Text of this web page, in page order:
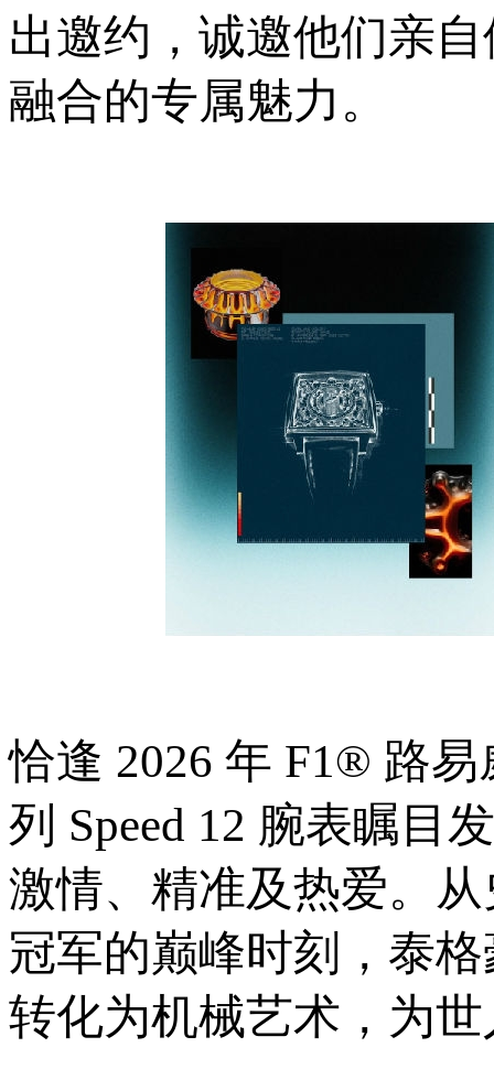
出邀约，诚邀他们亲
融合的专属魅力。
恰逢 2026 年 F1® 路
列 Speed 12 腕表瞩目
激情、精准及热爱。
冠军的巅峰时刻，泰
转化为机械艺术，为